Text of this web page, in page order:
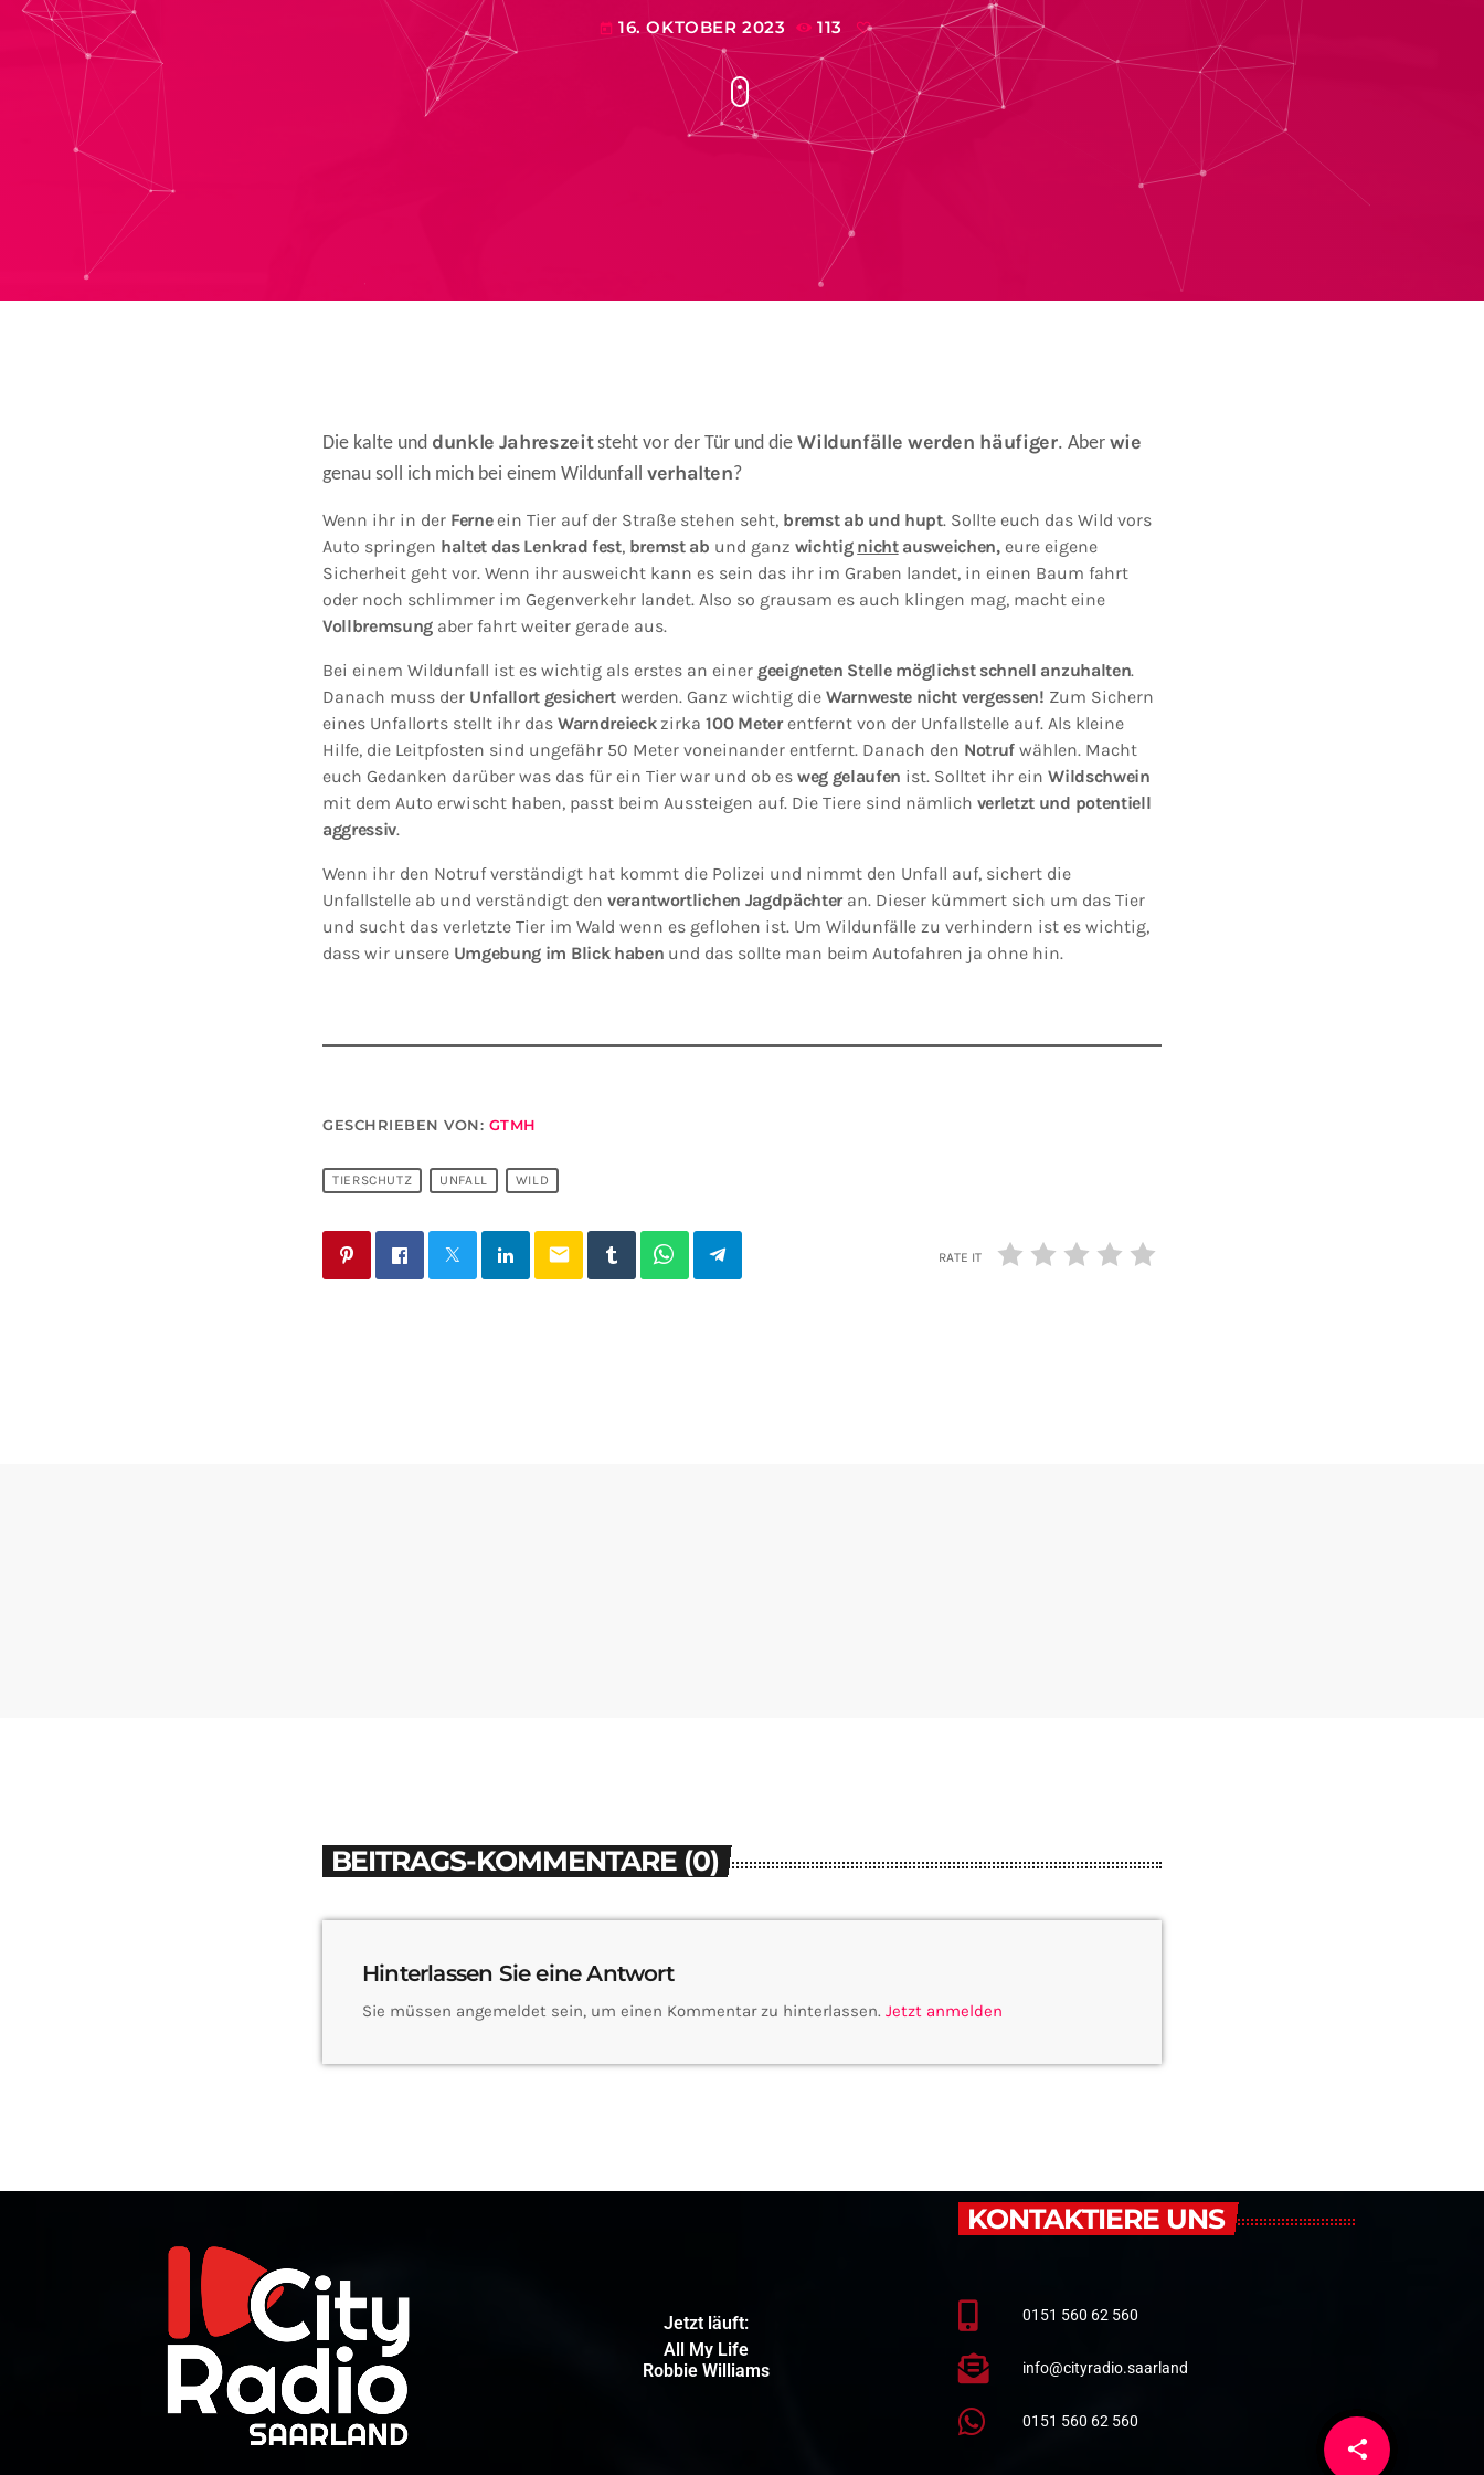
today 16. OKTOBER 2023 113
share
email
Die kalte und dunkle Jahreszeitsteht vor der Tür und dieWildunfälle werden häufiger. Aber wie
genau soll ich mich bei einem Wildunfall verhalten?
Wenn ihr in der Ferneein Tier auf der Straße stehen seht, bremst ab und hupt. Sollte euch das Wild vors
Auto springen haltet das Lenkrad fest, bremst ab und ganz wichtig nichtausweichen,eure eigene
Sicherheit geht vor. Wenn ihr ausweicht kann es sein das ihr im Graben landet, in einen Baum fahrt
oder noch schlimmer im Gegenverkehr landet. Also so grausam es auch klingen mag, macht eine
Vollbremsung aber fahrt weiter gerade aus.
Bei einem Wildunfall ist es wichtig als erstes an einer geeigneten Stelle möglichst schnell anzuhalten.
Danach muss der Unfallort gesichertwerden. Ganz wichtig die Warnweste nicht vergessen! Zum Sichern
eines Unfallorts stellt ihr das Warndreieckzirka100 Meterentfernt von der Unfallstelle auf. Als kleine
Hilfe, die Leitpfosten sind ungefähr 50 Meter voneinander entfernt. Danach den Notruf wählen. Macht
euch Gedanken darüber was das für ein Tier war und ob es weg gelaufen ist. Solltet ihr einWildschwein
mit dem Auto erwischt haben, passt beim Aussteigen auf. Die Tiere sind nämlich verletzt und potentiell
aggressiv.
Wenn ihr den Notruf verständigt hat kommt die Polizei und nimmt den Unfall auf, sichert die
Unfallstelle ab und verständigt den verantwortlichen Jagdpächteran. Dieser kümmert sich um das Tier
und sucht das verletzte Tier im Wald wenn es geflohen ist. Um Wildunfälle zu verhindern ist es wichtig,
dass wir unsere Umgebung im Blick haben und das sollte man beim Autofahren ja ohne hin.
GESCHRIEBEN VON: GTMH
TIERSCHUTZ UNFALL WILD
email RATE IT
BEITRAGS-KOMMENTARE (0)
Hinterlassen Sie eine Antwort
Sie müssen angemeldet sein, um einen Kommentar zu hinterlassen. Jetzt anmelden
Jetzt läuft:
All My Life
Robbie Williams
KONTAKTIERE UNS
0151 560 62 560
info@cityradio.saarland
0151 560 62 560